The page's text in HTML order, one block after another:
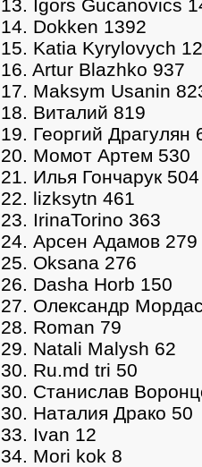
13. Igors Gucanovics
14. Dokken 1392
15. Katia Kyrylovych
16. Artur Blazhko 937
17. Maksym Usanin
18. Виталий 819
19. Георгий Драгулян
20. Момот Артем 530
21. Илья Гончарук 504
22. lizksytn 461
23. IrinaTorino 363
24. Арсен Адамов 279
25. Oksana 276
26. Dasha Horb 150
27. Олександр
28. Roman 79
29. Natali Malysh 62
30. Ru.md tri 50
30. Станислав
30. Наталия Драко 50
33. Ivan 12
34. Mori kok 8